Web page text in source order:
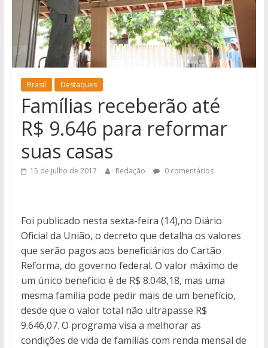
notícias
de
Iguatemi
e
região.
Brasil Destaques
Famílias receberão até
R$ 9.646 para reformar
suas casas
15 de julho de 2017 Redação 0 comentários
Foi publicado nesta sexta-feira (14),no Diário
Oficial da União, o decreto que detalha os valores
que serão pagos aos beneficiários do Cartão
Reforma, do governo federal. O valor máximo de
um único benefício é de R$ 8.048,18, mas uma
mesma família pode pedir mais de um benefício,
desde que o valor total não ultrapasse R$
9.646,07. O programa visa a melhorar as
condições de vida de famílias com renda mensal de